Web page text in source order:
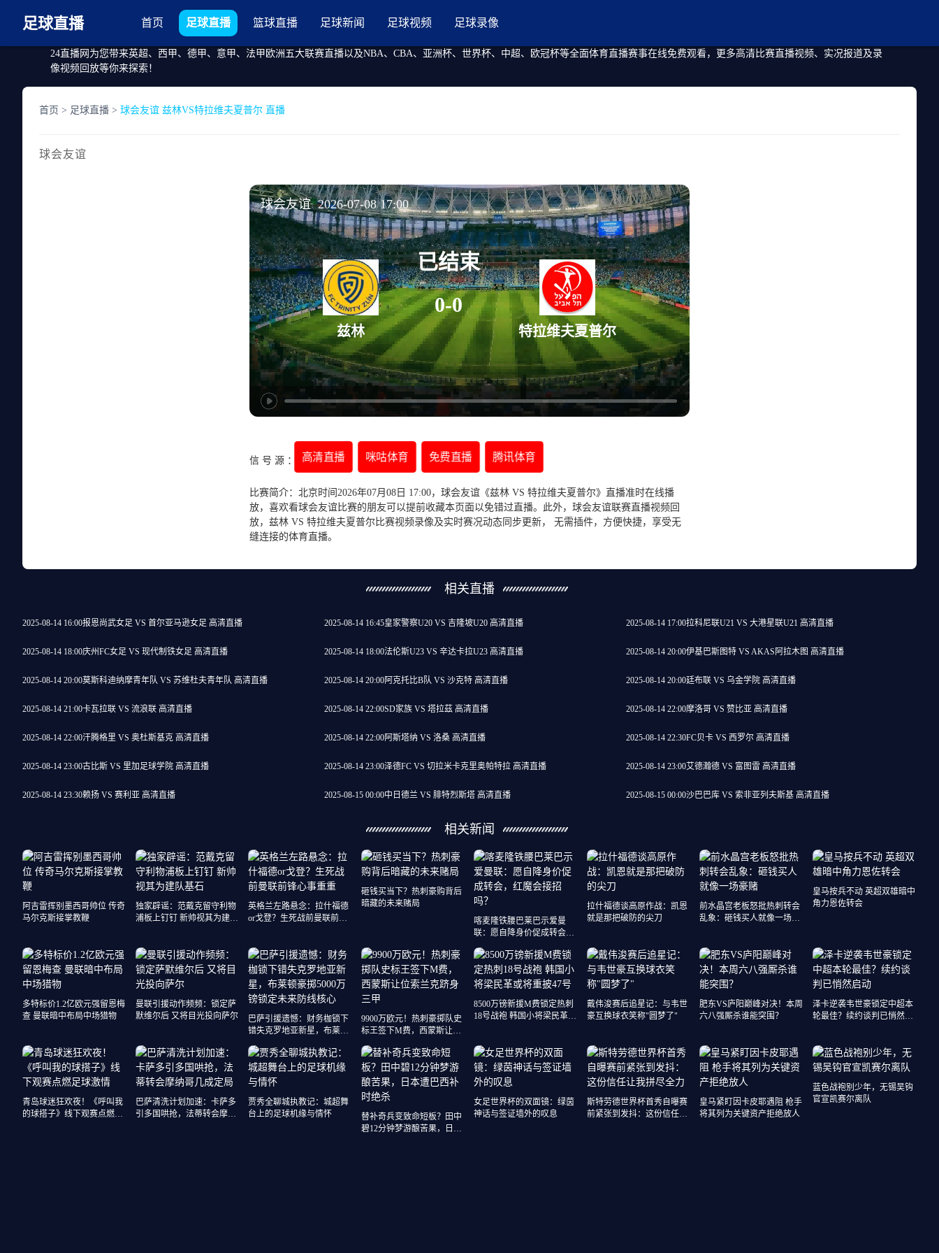
足球直播 首页 足球直播 篮球直播 足球新闻 足球视频 足球录像
24直播网为您带来英超、西甲、德甲、意甲、法甲欧洲五大联赛直播以及NBA、CBA、亚洲杯、世界杯、中超、欧冠杯等全面体育直播赛事在线免费观看，更多高清比赛直播视频、实况报道及录
像视频回放等你来探索！
首页 > 足球直播 > 球会友谊 兹林VS特拉维夫夏普尔 直播
球会友谊
球会友谊 2026-07-08 17:00
兹林
已结束
0-0
特拉维夫夏普尔
信 号 源 ： 高清直播 咪咕体育 免费直播 腾讯体育
比赛简介：北京时间2026年07月08日 17:00，球会友谊《兹林 VS 特拉维夫夏普尔》直播准时在线播
放，喜欢看球会友谊比赛的朋友可以提前收藏本页面以免错过直播。此外，球会友谊联赛直播视频回
放，兹林 VS 特拉维夫夏普尔比赛视频录像及实时赛况动态同步更新， 无需插件，方便快捷，享受无
缝连接的体育直播。
相关直播
2025-08-14 16:00报恩尚武女足 VS 首尔亚马逊女足 高清直播 2025-08-14 16:45皇家警察U20 VS 吉隆坡U20 高清直播 2025-08-14 17:00拉科尼联U21 VS 大港星联U21 高清直播
2025-08-14 18:00庆州FC女足 VS 现代制铁女足 高清直播 2025-08-14 18:00法伦斯U23 VS 辛达卡拉U23 高清直播 2025-08-14 20:00伊基巴斯图特 VS AKAS阿拉木图 高清直播
2025-08-14 20:00莫斯科迪纳摩青年队 VS 苏维杜夫青年队 高清直播 2025-08-14 20:00阿克托比B队 VS 沙克特 高清直播 2025-08-14 20:00廷布联 VS 乌金学院 高清直播
2025-08-14 21:00卡瓦拉联 VS 流浪联 高清直播 2025-08-14 22:00SD家族 VS 塔拉茲 高清直播 2025-08-14 22:00摩洛哥 VS 赞比亚 高清直播
2025-08-14 22:00汗腾格里 VS 奥杜斯基克 高清直播 2025-08-14 22:00阿斯塔纳 VS 洛桑 高清直播 2025-08-14 22:30FC贝卡 VS 西罗尔 高清直播
2025-08-14 23:00古比斯 VS 里加足球学院 高清直播 2025-08-14 23:00泽德FC VS 切拉米卡克里奥帕特拉 高清直播 2025-08-14 23:00艾德瀚德 VS 富图雷 高清直播
2025-08-14 23:30赖扬 VS 赛利亚 高清直播 2025-08-15 00:00中日德兰 VS 腓特烈斯塔 高清直播 2025-08-15 00:00沙巴巴库 VS 索非亚列夫斯基 高清直播
相关新闻
阿吉雷挥别墨西哥帅位 传奇
马尔克斯接掌教鞭
独家辟谣：范戴克留守利物
浦板上钉钉 新帅视其为建队
英格兰左路悬念：拉什福德
or戈登？生死战前曼联前锋
砸钱买当下？热刺豪购背后
暗藏的未来赌局
喀麦隆铁腰巴莱巴示爱曼
联：愿自降身价促成转会，
拉什福德谈高原作战：凯恩
就是那把破防的尖刀
前水晶宫老板怒批热刺转会
乱象：砸钱买人就像一场豪
皇马按兵不动 英超双雄暗中
角力恩佐转会
多特标价1.2亿欧元强留恩梅
查 曼联暗中布局中场猎物
曼联引援动作频频：锁定萨
默维尔后 又将目光投向萨尔
巴萨引援遗憾：财务枷锁下
错失克罗地亚新星，布莱顿
核心
9900万欧元！热刺豪掷队史
标王签下M费，西蒙斯让位
8500万镑新援M费锁定热刺
18号战袍 韩国小将梁民革或
戴伟浚赛后追星记：与韦世
豪互换球衣笑称"圆梦了"
肥东VS庐阳巅峰对决！本周
六八强厮杀谁能突围？
泽卡逆袭韦世豪锁定中超本
轮最佳？续约谈判已悄然启
青岛球迷狂欢夜！《呼叫我
的球搭子》线下观赛点燃足
巴萨清洗计划加速：卡萨多
引多国哄抢，法蒂转会摩纳
贾秀全聊城执教记：城超舞
台上的足球机缘与情怀
替补奇兵变致命短板？田中
碧12分钟梦游酿苦果，日本
女足世界杯的双面镜：绿茵
神话与签证墙外的叹息
斯特劳德世界杯首秀自曝赛
前紧张到发抖：这份信任让
皇马紧盯因卡皮耶遇阻 枪手
将其列为关键资产拒绝放人
蓝色战袍别少年，无锡吴钩
官宣凯赛尔离队